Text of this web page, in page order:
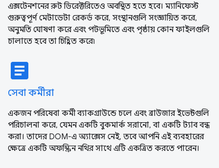
এক্সটেনশনের রুট ডিরেক্টরিতেও অবস্থিত হতে হবে। ম্যানিফেস্ট
গুরুত্বপূর্ণ মেটাডেটা রেকর্ড করে, সংস্থানগুলি সংজ্ঞায়িত করে,
অনুমতি ঘোষণা করে এবং পটভূমিতে এবং পৃষ্ঠায় কোন ফাইলগুলি
চালাতে হবে তা চিহ্নিত করে৷
article
সেবা কর্মীরা
একজন পরিষেবা কর্মী ব্যাকগ্রাউন্ডে চলে এবং ব্রাউজার ইভেন্টগুলি
পরিচালনা করে, যেমন একটি বুকমার্ক সরানো, বা একটি ট্যাব বন্ধ
করা। তাদের DOM-এ অ্যাক্সেস নেই, তবে আপনি এই ব্যবহারের
ক্ষেত্রে একটি অফস্ক্রিন নথির সাথে এটি একত্রিত করতে পারেন।